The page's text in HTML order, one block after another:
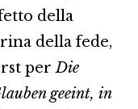
della
della fede,
perDie
geeint, in